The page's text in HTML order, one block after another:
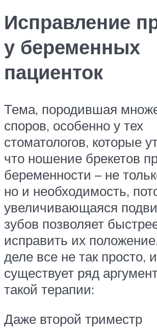
Исправление
у беременных
пациенток
Тема, породившая
споров, особенно у тех
стоматологов, которые
что ношение брекетов
беременности – не
но и необходимость,
увеличивающаяся
зубов позволяет
исправить их
деле все не так просто, и
существует ряд
такой терапии:
Даже второй триместр